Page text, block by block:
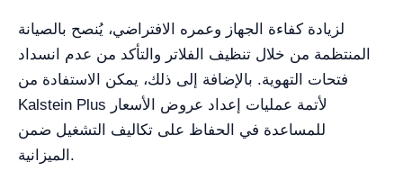
لزيادة كفاءة الجهاز وعمره الافتراضي، يُنصح بالصيانة
المنتظمة من خلال تنظيف الفلاتر والتأكد من عدم انسداد
فتحات التهوية. بالإضافة إلى ذلك، يمكن الاستفادة من
Kalstein Plus لأتمة عمليات إعداد عروض الأسعار
للمساعدة في الحفاظ على تكاليف التشغيل ضمن
الميزانية.